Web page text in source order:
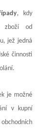
, kdy
zboží od
jež jedná
činnosti
je možné
v kupní